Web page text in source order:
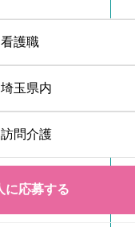
看護職
埼玉県内
訪問介護